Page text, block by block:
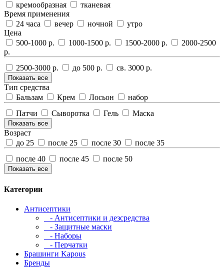
кремообразная
тканевая
Время применения
24 часа
вечер ночной
утро
Цена
500-1000 р.
1000-1500 р. 1500-2000 р.
2000-2500
р.
2500-3000 р.
до 500 р. св. 3000 р.
Показать все
Тип средства
Бальзам
Крем Лосьон
набор
Патчи
Сыворотка Гель Маска
Показать все
Возраст
до 25
после 25 после 30
после 35
после 40
после 45 после 50
Показать все
Категории
Антисептики
- Антисептики и дезсредства
- Защитные маски
- Наборы
- Перчатки
Брашинги Kapous
Бренды